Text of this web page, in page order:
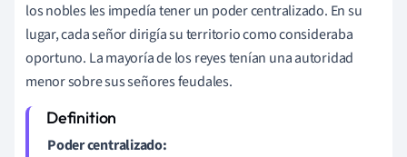
los nobles les impedía tener un poder centralizado. En su
lugar, cada señor dirigía su territorio como consideraba
oportuno. La mayoría de los reyes tenían una autoridad
menor sobre sus señores feudales.
Poder centralizado: